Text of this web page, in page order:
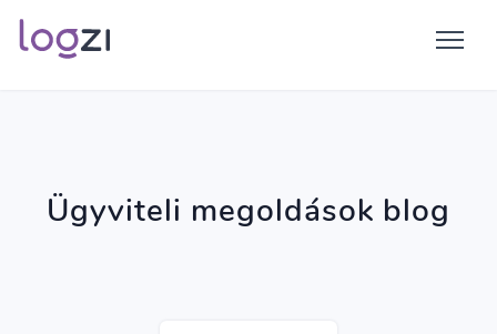
Ügyviteli megoldások blog